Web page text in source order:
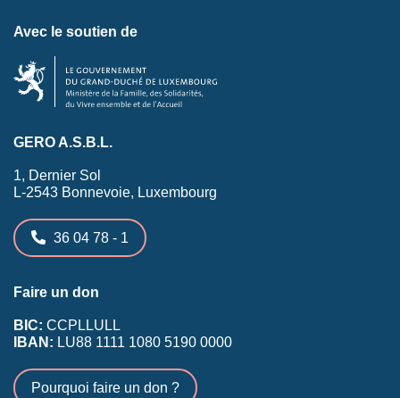
Avec le soutien de
GERO A.S.B.L.
1, Dernier Sol
L-2543 Bonnevoie, Luxembourg
36 04 78 - 1
Faire un don
BIC: CCPLLULL
IBAN: LU88 1111 1080 5190 0000
Pourquoi faire un don ?